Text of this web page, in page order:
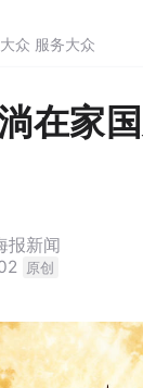
众 服务大众
在家
报新闻
原创